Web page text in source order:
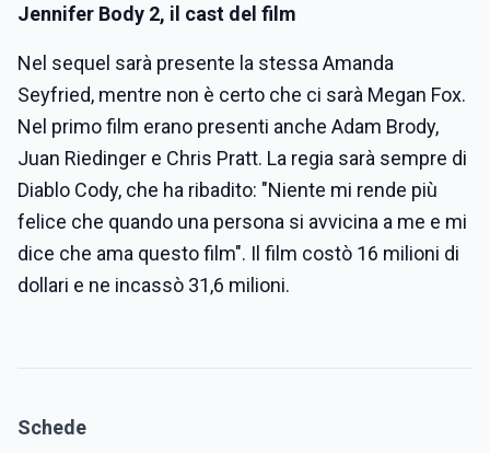
Jennifer Body 2, il cast del film
Nel sequel sarà presente la stessa Amanda
Seyfried, mentre non è certo che ci sarà Megan Fox.
Nel primo film erano presenti anche Adam Brody,
Juan Riedinger e Chris Pratt. La regia sarà sempre di
Diablo Cody, che ha ribadito: "Niente mi rende più
felice che quando una persona si avvicina a me e mi
dice che ama questo film". Il film costò 16 milioni di
dollari e ne incassò 31,6 milioni.
Schede